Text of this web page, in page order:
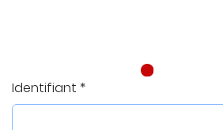
Identifiant *